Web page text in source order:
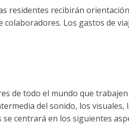
residentes recibirán
Los gastos de
de todo el mundo que
del sonido, los visuales,
centrará en los siguientes